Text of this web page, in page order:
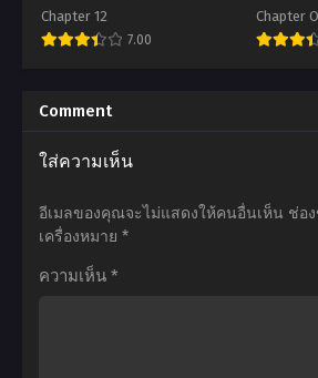
ดี
เกม
นาง
ร้าย
น่า
ตอน
12
ที่1-
24
ไทย
Keishousha เซเว่นไนท์เรโว
ลูชั่น ผู้สืบทอดแห่งวีรชน ตอน
ที่1-12 ซับไทย
Chapter 12
7.00
นิ
เมะ
Seven
Revolution
no
อำนาจ ภ
ไทย
Chapter
เมะ
no
Comment
ใส่ความเห็น
อีเมลของคุณจะไม่แสดงให้คนอื่นเห็น ช่อ
เครื่องหมาย *
ความเห็น *